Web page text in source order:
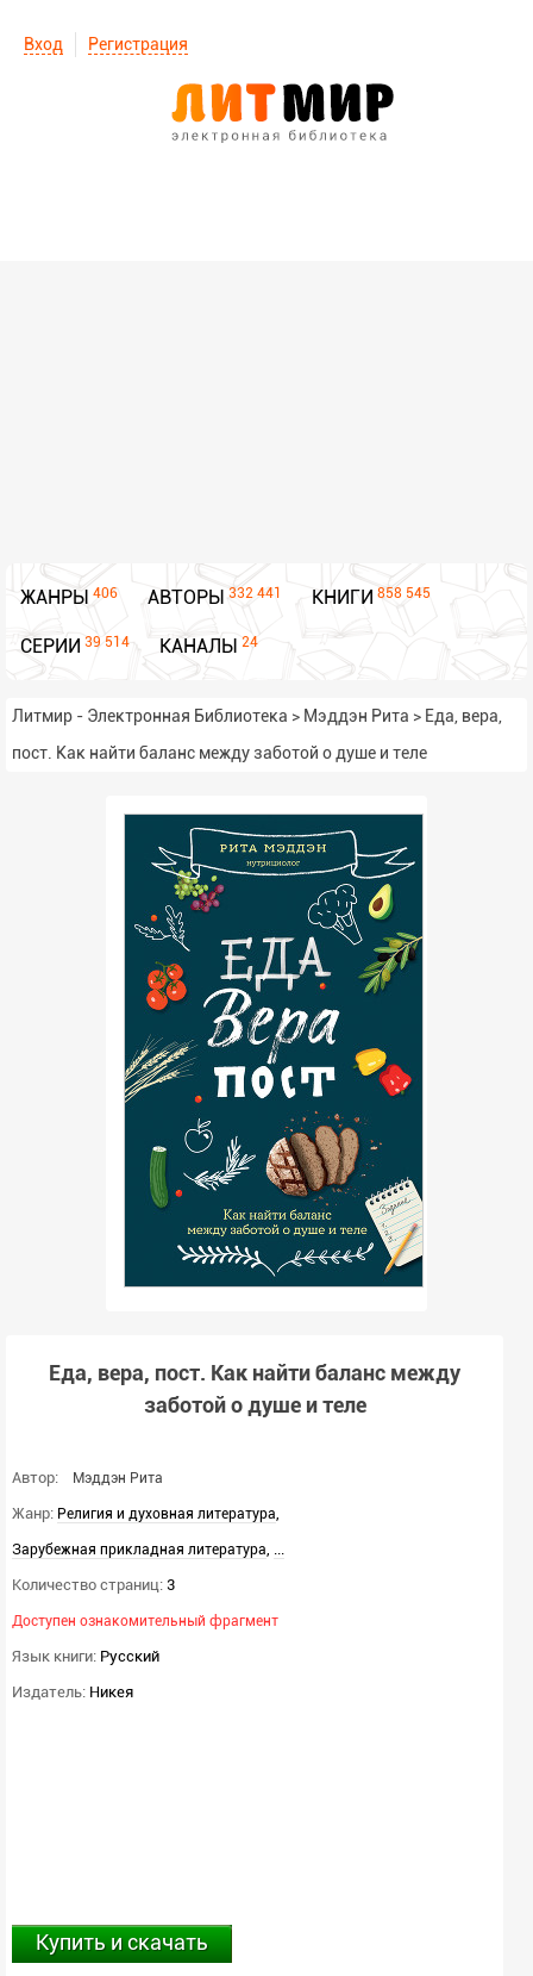
Вход Регистрация
ЖАНРЫ 406 АВТОРЫ 332 441 КНИГИ 858 545
СЕРИИ 39 514 КАНАЛЫ 24
Литмир - Электронная Библиотека > Мэддэн Рита > Еда, вера,
пост. Как найти баланс между заботой о душе и теле
Еда, вера, пост. Как найти баланс между
заботой о душе и теле
Автор: Мэддэн Рита
Жанр: Религия и духовная литература,
Зарубежная прикладная литература, ...
Количество страниц: 3
Доступен ознакомительный фрагмент
Язык книги: Русский
Издатель: Никея
Купить и скачать